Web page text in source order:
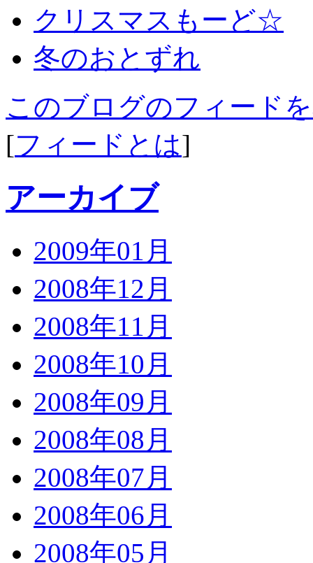
クリスマスもーど☆
冬のおとずれ
このブログのフィード
[フィードとは]
アーカイブ
2009年01月
2008年12月
2008年11月
2008年10月
2008年09月
2008年08月
2008年07月
2008年06月
2008年05月